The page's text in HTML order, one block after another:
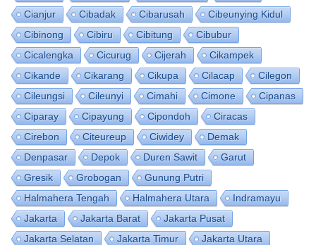
Cianjur
Cibadak Cibarusah
Cibeunying Kidul
Cibinong
Cibiru Cibitung
Cibubur
Cicalengka
Cicurug Cijerah
Cikampek
Cikande
Cikarang Cikupa Cilacap
Cilegon
Cileungsi
Cileunyi Cimahi Cimone
Cipanas
Ciparay
Cipayung Cipondoh
Ciracas
Cirebon
Citeureup Ciwidey
Demak
Denpasar
Depok Duren Sawit
Garut
Gresik
Grobogan
Gunung Putri
Halmahera Tengah
Halmahera Utara
Indramayu
Jakarta
Jakarta Barat
Jakarta Pusat
Jakarta Selatan
Jakarta Timur
Jakarta Utara